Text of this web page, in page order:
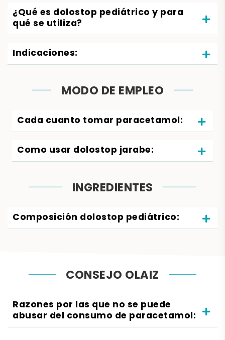
¿Qué es dolostop pediátrico y para
qué se utiliza?
Indicaciones:
MODO DE EMPLEO
Cada cuanto tomar paracetamol:
Como usar dolostop jarabe:
INGREDIENTES
Composición dolostop pediátrico:
CONSEJO OLAIZ
Razones por las que no se puede
abusar del consumo de paracetamol: